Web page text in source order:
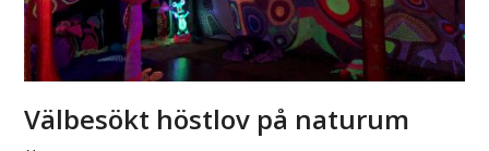
Välbesökt höstlov på naturum